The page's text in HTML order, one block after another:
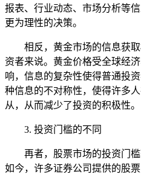
报表、行业动态、市场分析等
更为理性的决策。
相反，黄金市场的信息获
资者来说。黄金价格受全球经
响，信息的复杂性使得普通投
种信息的不对称性，使得许多
从，从而减少了投资的积极性。
3. 投资门槛的不同
再者，股票市场的投资门
如今，许多证券公司提供的股